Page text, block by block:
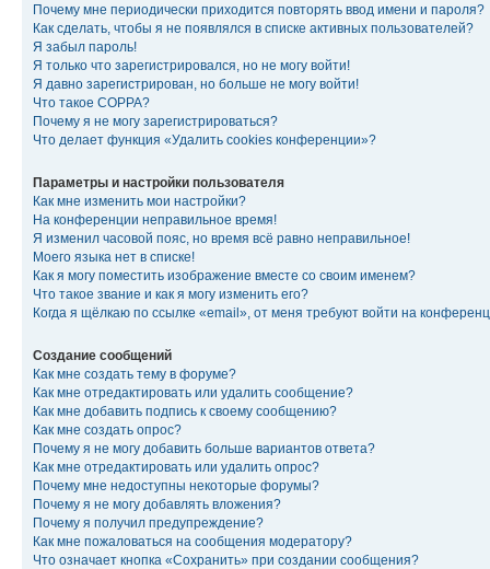
Почему мне периодически приходится повторять ввод имени и пароля?
Как сделать, чтобы я не появлялся в списке активных пользователей?
Я забыл пароль!
Я только что зарегистрировался, но не могу войти!
Я давно зарегистрирован, но больше не могу войти!
Что такое COPPA?
Почему я не могу зарегистрироваться?
Что делает функция «Удалить cookies конференции»?
Параметры и настройки пользователя
Как мне изменить мои настройки?
На конференции неправильное время!
Я изменил часовой пояс, но время всё равно неправильное!
Моего языка нет в списке!
Как я могу поместить изображение вместе со своим именем?
Что такое звание и как я могу изменить его?
Когда я щёлкаю по ссылке «email», от меня требуют войти на
Создание сообщений
Как мне создать тему в форуме?
Как мне отредактировать или удалить сообщение?
Как мне добавить подпись к своему сообщению?
Как мне создать опрос?
Почему я не могу добавить больше вариантов ответа?
Как мне отредактировать или удалить опрос?
Почему мне недоступны некоторые форумы?
Почему я не могу добавлять вложения?
Почему я получил предупреждение?
Как мне пожаловаться на сообщения модератору?
Что означает кнопка «Сохранить» при создании сообщения?